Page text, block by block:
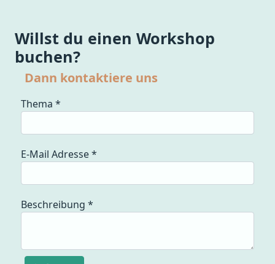
Willst du einen Workshop
buchen?
Dann kontaktiere uns
Thema *
E-Mail Adresse*
Beschreibung *